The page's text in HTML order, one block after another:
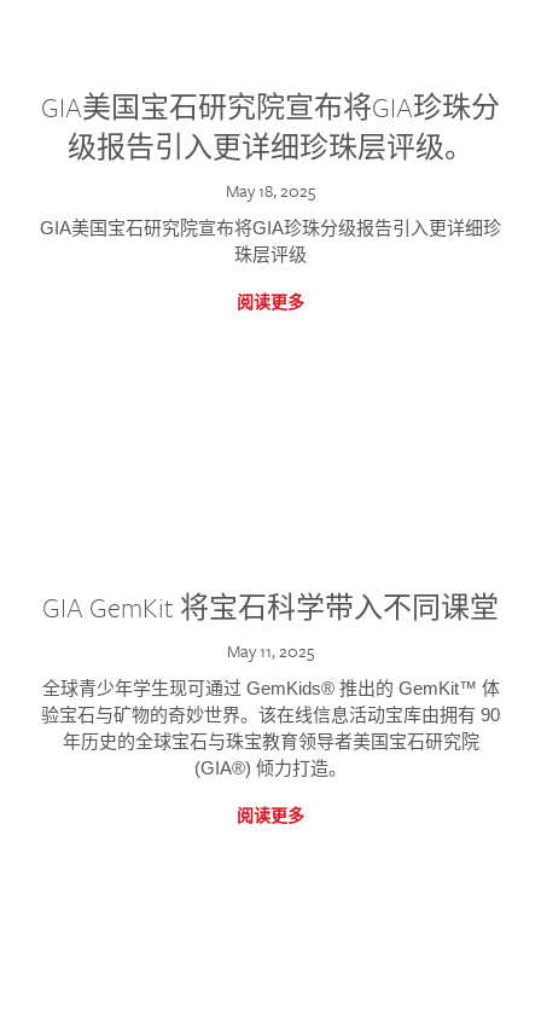
GIA美国宝石研究院宣布将GIA珍珠分
级报告引入更详细珍珠层评级。
May 18, 2025
GIA美国宝石研究院宣布将GIA珍珠分级报告引入更详细珍
珠层评级
阅读更多
GIA GemKit 将宝石科学带入不同课堂
May 11, 2025
全球青少年学生现可通过 GemKids® 推出的 GemKit™ 体
验宝石与矿物的奇妙世界。该在线信息活动宝库由拥有 90
年历史的全球宝石与珠宝教育领导者美国宝石研究院
(GIA®) 倾力打造。
阅读更多